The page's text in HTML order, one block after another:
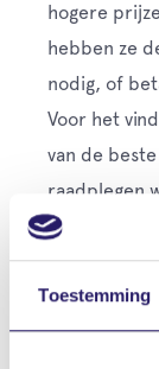
Toestemming
hogere
hebben ze
nodig, of
Voor het
van de
raadplegen
Geen